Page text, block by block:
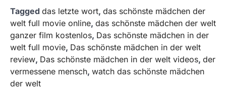
Tagged das letzte wort, das schönste mädchen der
welt full movie online, das schönste mädchen der welt
ganzer film kostenlos, Das schönste mädchen in der
welt full movie, Das schönste mädchen in der welt
review, Das schönste mädchen in der welt videos, der
vermessene mensch, watch das schönste mädchen
der welt